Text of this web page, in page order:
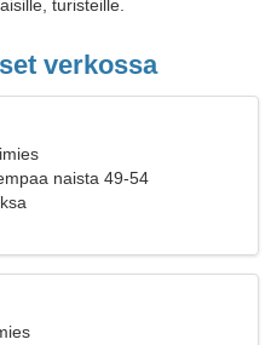
turisteille.
verkossa
naista 49-54